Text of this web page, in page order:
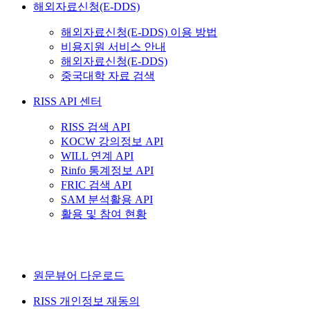
해외자료신청(E-DDS)
해외자료신청(E-DDS) 이용 방법
비용지원 서비스 안내
해외자료신청(E-DDS)
중국대학 자료 검색
RISS API 센터
RISS 검색 API
KOCW 강의정보 API
WILL 연계 API
Rinfo 통계정보 API
FRIC 검색 API
SAM 분석활용 API
활용 및 참여 현황
원문뷰어 다운로드
RISS 개인정보 재동의